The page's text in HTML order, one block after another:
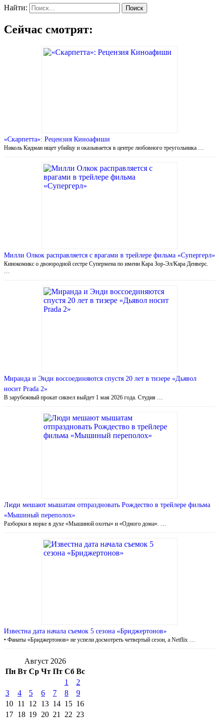
Найти:
Сейчас смотрят:
«Скарпетта»: Рецензия Киноафиши
Николь Кидман ищет убийцу и оказывается в центре любовного треугольника …
Милли Олкок расправляется с врагами в трейлере фильма «Супергерл»
Кинокомикс о двоюродной сестре Супермена по имени Кара Зор-Эл/Кара Денверс.
Миранда и Энди воссоединяются спустя 20 лет в тизере «Дьявол
носит Prada 2»
В зарубежный прокат сиквел выйдет 1 мая 2026 года. Студия …
Люди мешают мышатам отпраздновать Рождество в трейлере фильма
«Мышиный переполох»
Разборки в норке в духе «Мышиной охоты» и «Одного дома». …
Известна дата начала съемок 5 сезона «Бриджертонов»
• Фанаты «Бриджертонов» не успели досмотреть четвертый сезон, а Netflix …
Август 2026
Пн Вт Ср Чт Пт Сб Вс
1
2
3
4 5 6 7 8
9
10 11 12 13 14 15 16
17 18 19 20 21 22 23